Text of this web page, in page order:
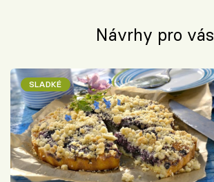
Návrhy pro vás
SLADKÉ